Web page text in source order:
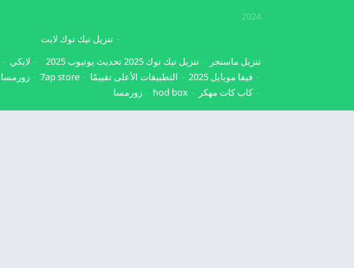
2024
تنزيل ماسنجر تنزيل تيك توك 2025
تنزيل تيك توك لايت
تحديث يوتيوب 2025
لايكي
فيفا موبايل 2025
التطبيقات الأعلى تقييمًا 7ap store زورمسا
كاب كات مهكر
hod box زورمسا